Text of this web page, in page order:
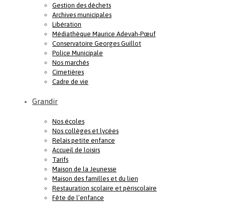
Gestion des déchets
Archives municipales
Libération
Médiathèque Maurice Adevah-Pœuf
Conservatoire Georges Guillot
Police Municipale
Nos marchés
Cimetières
Cadre de vie
Grandir
Nos écoles
Nos collèges et lycées
Relais petite enfance
Accueil de loisirs
Tarifs
Maison de la Jeunesse
Maison des familles et du lien
Restauration scolaire et périscolaire
Fête de l’enfance